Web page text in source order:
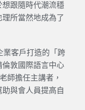
跟隨時代潮流穩
所當然地成為了
業客戶打造的「跨
敦國際語言中心
師擔任主講者，
與會人員提高自